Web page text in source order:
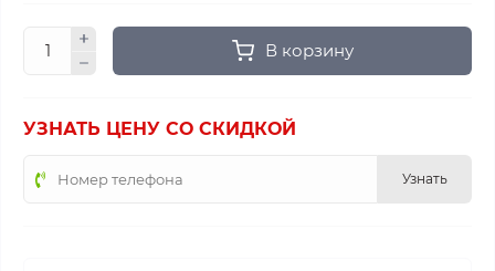
В корзину
УЗНАТЬ ЦЕНУ СО СКИДКОЙ
Узнать